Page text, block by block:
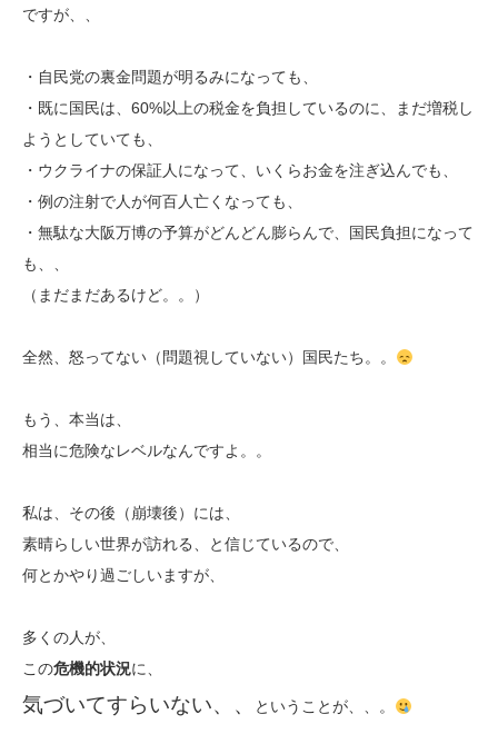
ですが、、
・自民党の裏金問題が明るみになっても、
・既に国民は、60%以上の税金を負担しているのに、まだ増税し
ようとしていても、
・ウクライナの保証人になって、いくらお金を注ぎ込んでも、
・例の注射で人が何百人亡くなっても、
・無駄な大阪万博の予算がどんどん膨らんで、国民負担になって
も、、
（まだまだあるけど。。）
全然、怒ってない（問題視していない）国民たち。。
もう、本当は、
相当に危険なレベルなんですよ。。
私は、その後（崩壊後）には、
素晴らしい世界が訪れる、と信じているので、
何とかやり過ごしいますが、
多くの人が、
この危機的状況に、
気づいてすらいない、、 ということが、、。